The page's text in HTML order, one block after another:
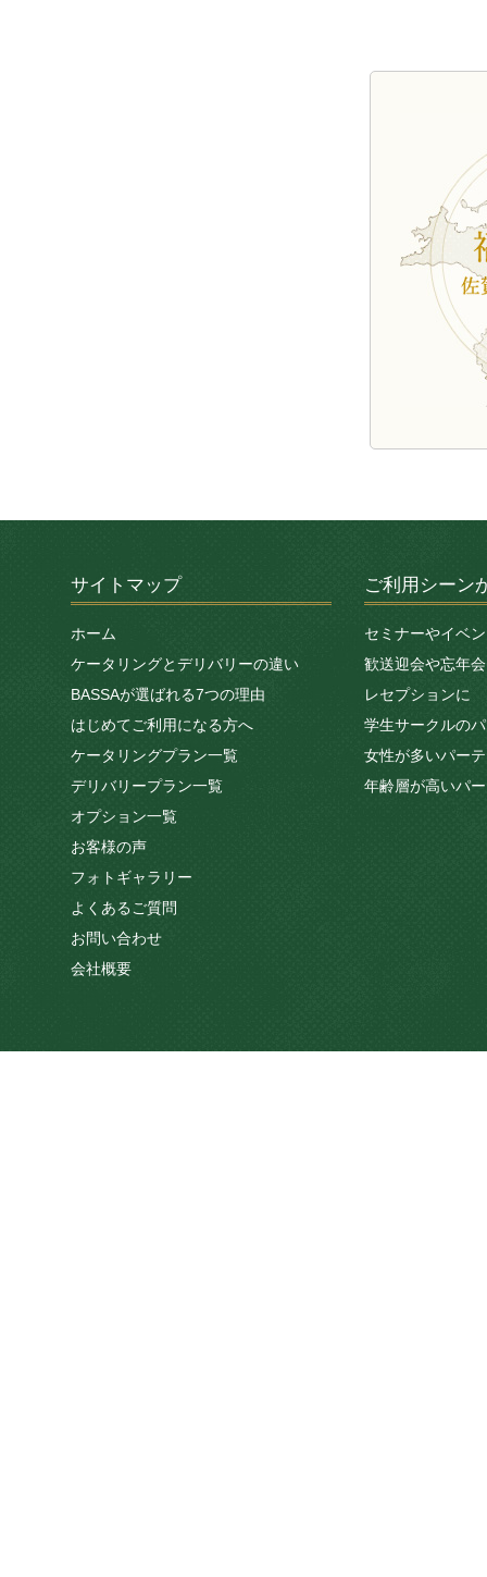
ご利用シーン
セミナーやイベ
歓送迎会や忘年
レセプションに
学生サークルの
女性が多いパー
年齢層が高いパ
サイトマップ
ホーム
ケータリングとデリバリーの違い
BASSAが選ばれる7つの理由
はじめてご利用になる方へ
ケータリングプラン一覧
デリバリープラン一覧
オプション一覧
お客様の声
フォトギャラリー
よくあるご質問
お問い合わせ
会社概要